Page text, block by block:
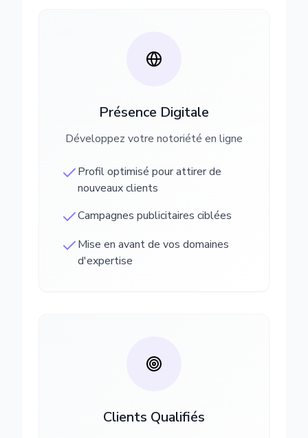
Présence Digitale
Développez votre notoriété en ligne
Profil optimisé pour attirer de
nouveaux clients
Campagnes publicitaires ciblées
Mise en avant de vos domaines
d'expertise
Clients Qualifiés